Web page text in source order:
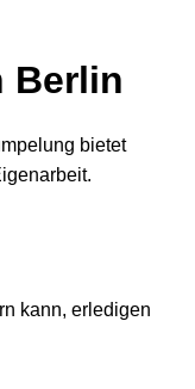
Berlin
bietet
kann, erledigen